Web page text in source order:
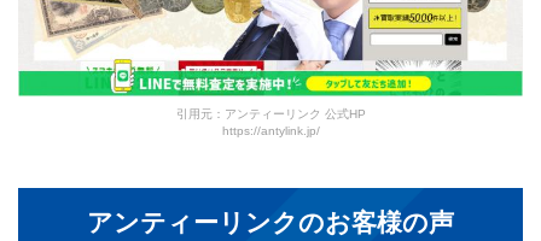
引用元：アンティーリンク 公式HP
https://antylink.jp/
アンティーリンクのお客様の声